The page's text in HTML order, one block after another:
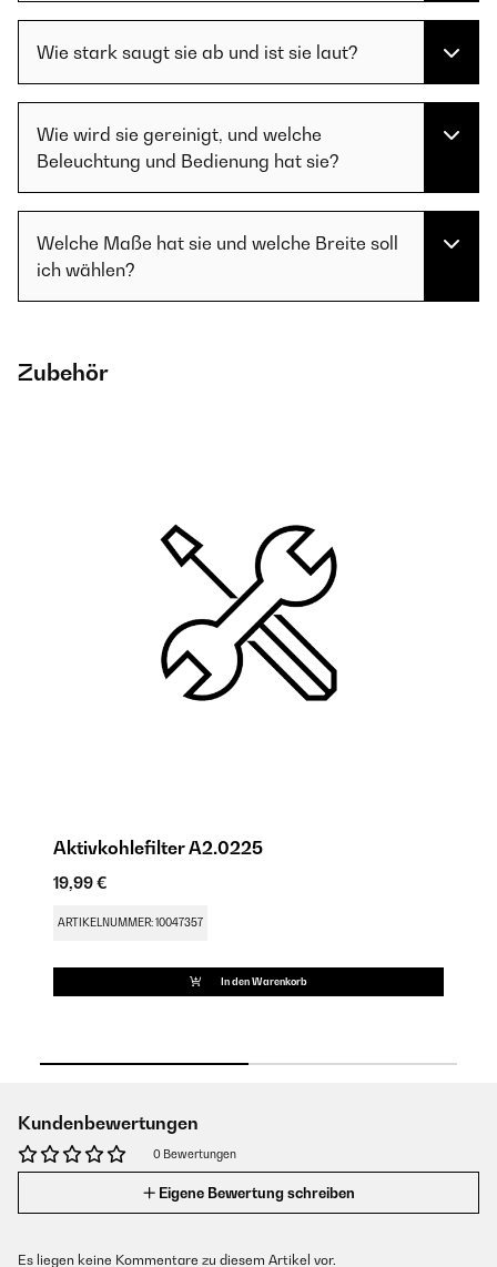
Wie stark saugt sie ab und ist sie laut?
Wie wird sie gereinigt, und welche
Beleuchtung und Bedienung hat sie?
Welche Maße hat sie und welche Breite soll
ich wählen?
Zubehör
Aktivkohlefilter A2.0225
19,99 €
ARTIKELNUMMER: 10047357
In den Warenkorb
Kundenbewertungen
0 Bewertungen
Eigene Bewertung schreiben
Es liegen keine Kommentare zu diesem Artikel vor.